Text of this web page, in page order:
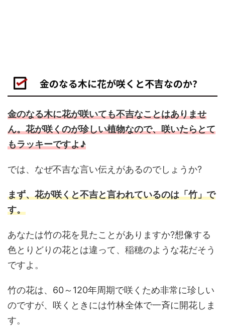
金のなる木に花が咲くと不吉なのか?
金のなる木に花が咲いても不吉なことはありませ
ん。花が咲くのが珍しい植物なので、咲いたらとて
もラッキーですよ♪
では、なぜ不吉な言い伝えがあるのでしょうか?
まず、花が咲くと不吉と言われているのは「竹」で
す。
あなたは竹の花を見たことがありますか?想像する
色とりどりの花とは違って、稲穂のような花だそう
ですよ。
竹の花は、60～120年周期で咲くため非常に珍しい
のですが、咲くときには竹林全体で一斉に開花しま
す。